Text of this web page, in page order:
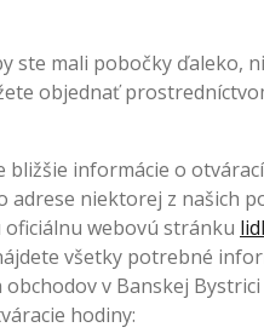
ste mali pobočky ďaleko,
objednať
bližšie informácie o
adrese niektorej z našich
oficiálnu webovú stránku
všetky potrebné
obchodov v Banskej Bystrici
hodiny: